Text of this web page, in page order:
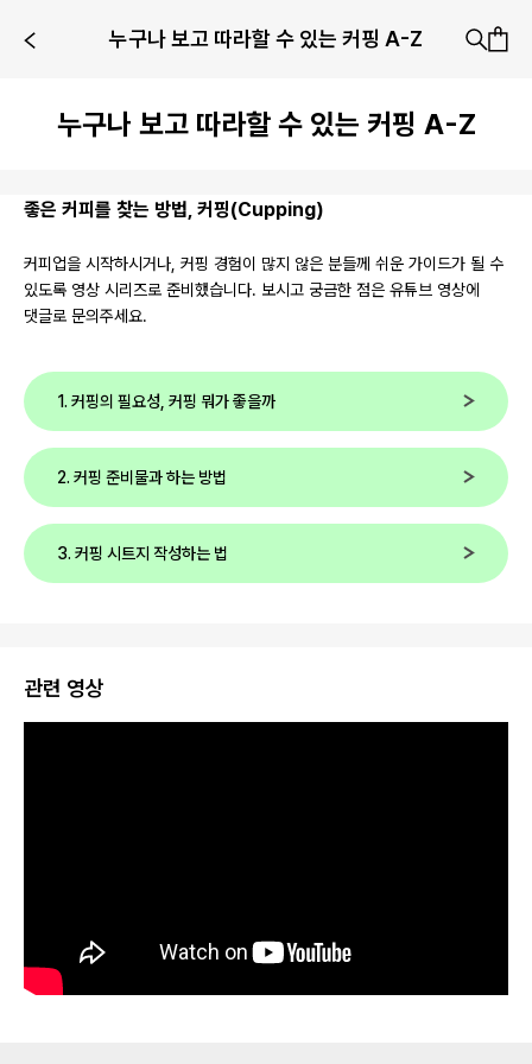
누구나 보고 따라할 수 있는 커핑 A-Z
누구나 보고 따라할 수 있는 커핑 A-Z
좋은 커피를 찾는 방법, 커핑(Cupping)
커피업을 시작하시거나, 커핑 경험이 많지 않은 분들께 쉬운 가이드가 될 수
있도록 영상 시리즈로 준비했습니다. 보시고 궁금한 점은 유튜브 영상에
댓글로 문의주세요.
1. 커핑의 필요성, 커핑 뭐가 좋을까
2. 커핑 준비물과 하는 방법
3. 커핑 시트지 작성하는 법
관련 영상